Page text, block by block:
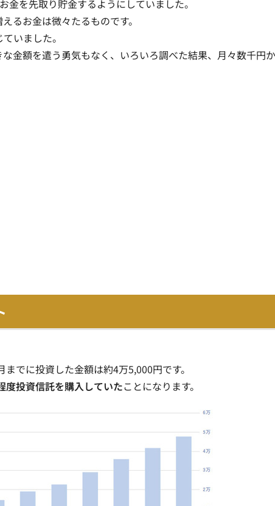
を先取り貯金するようにしていました。
るお金は微々たるものです。
いました。
金額を遣う勇気もなく、いろいろ調べた結果、月々数千円
でに投資した金額は約4万5,000円です。
度投資信託を購入していたことになります。